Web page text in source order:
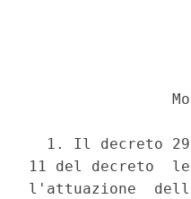
1. Il decreto
11 del decreto
l'attuazione